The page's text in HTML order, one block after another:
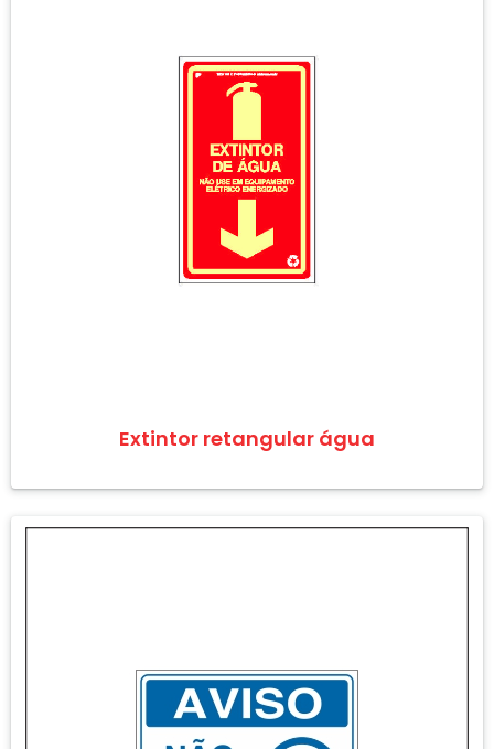
Extintor retangular água